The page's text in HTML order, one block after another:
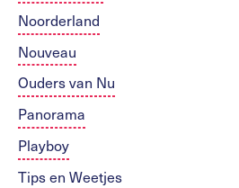
Noorderland
Nouveau
Ouders van Nu
Panorama
Playboy
Tips en Weetjes